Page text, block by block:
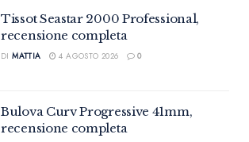
Tissot Seastar 2000 Professional,
recensione completa
DI MATTIA 4 AGOSTO 2026 0
Bulova Curv Progressive 41mm,
recensione completa